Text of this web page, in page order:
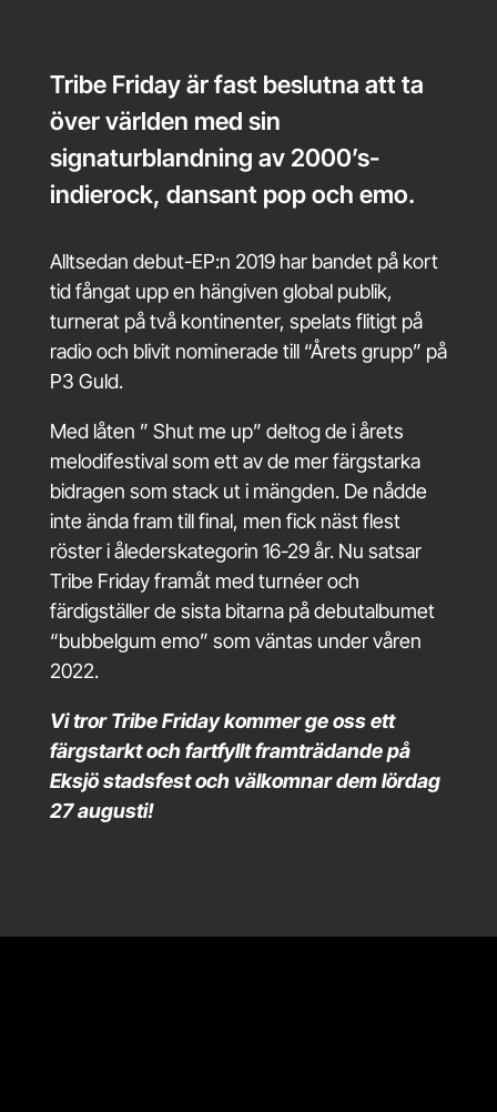
Tribe Friday är fast beslutna att ta
över världen med sin
signaturblandning av 2000’s-
indierock, dansant pop och emo.
Alltsedan debut-EP:n 2019 har bandet på kort
tid fångat upp en hängiven global publik,
turnerat på två kontinenter, spelats flitigt på
radio och blivit nominerade till “Årets grupp” på
P3 Guld.
Med låten ” Shut me up” deltog de i årets
melodifestival som ett av de mer färgstarka
bidragen som stack ut i mängden. De nådde
inte ända fram till final, men fick näst flest
röster i ålederskategorin 16-29 år. Nu satsar
Tribe Friday framåt med turnéer och
färdigställer de sista bitarna på debutalbumet
“bubbelgum emo” som väntas under våren
2022.
Vi tror Tribe Friday kommer ge oss ett
färgstarkt och fartfyllt framträdande på
Eksjö stadsfest och välkomnar dem lördag
27 augusti!